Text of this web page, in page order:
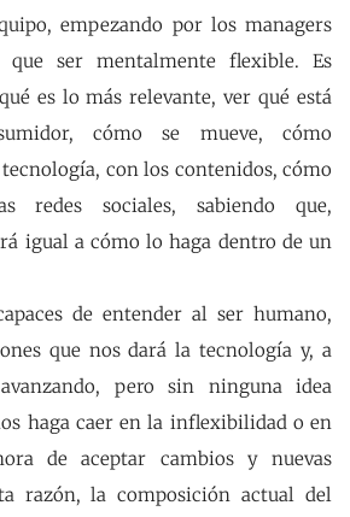
empezando por los managers
que ser mentalmente flexible. Es
es lo más relevante, ver qué está
cómo se mueve, cómo
con los contenidos, cómo
redes sociales, sabiendo que,
igual a cómo lo haga dentro de un
de entender al ser humano,
que nos dará la tecnología y, a
pero sin ninguna idea
haga caer en la inflexibilidad o en
de aceptar cambios y nuevas
razón, la composición actual del